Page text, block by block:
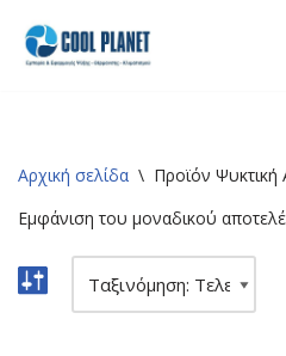
Μεταπηδήστε
Αρχική σελίδα \ Προϊόν
Εμφάνιση του μοναδικού